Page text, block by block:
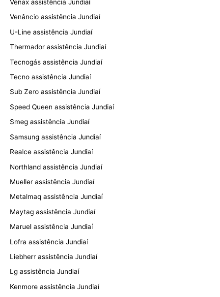
Venax assistência Jundiaí
Venâncio assistência Jundiaí
U-Line assistência Jundiaí
Thermador assistência Jundiaí
Tecnogás assistência Jundiaí
Tecno assistência Jundiaí
Sub Zero assistência Jundiaí
Speed Queen assistência Jundiaí
Smeg assistência Jundiaí
Samsung assistência Jundiaí
Realce assistência Jundiaí
Northland assistência Jundiaí
Mueller assistência Jundiaí
Metalmaq assistência Jundiaí
Maytag assistência Jundiaí
Maruel assistência Jundiaí
Lofra assistência Jundiaí
Liebherr assistência Jundiaí
Lg assistência Jundiaí
Kenmore assistência Jundiaí